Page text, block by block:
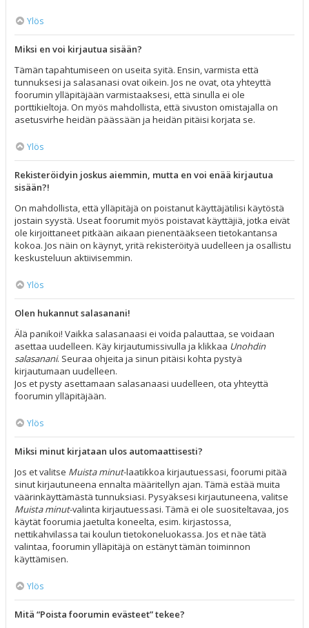
Ylös
Miksi en voi kirjautua sisään?
Tämän tapahtumiseen on useita syitä. Ensin, varmista että
tunnuksesi ja salasanasi ovat oikein. Jos ne ovat, ota yhteyttä
foorumin ylläpitäjään varmistaaksesi, että sinulla ei ole
porttikieltoja. On myös mahdollista, että sivuston omistajalla on
asetusvirhe heidän päässään ja heidän pitäisi korjata se.
Ylös
Rekisteröidyin joskus aiemmin, mutta en voi enää kirjautua
sisään?!
On mahdollista, että ylläpitäjä on poistanut käyttäjätilisi käytöstä
jostain syystä. Useat foorumit myös poistavat käyttäjiä, jotka eivät
ole kirjoittaneet pitkään aikaan pienentääkseen tietokantansa
kokoa. Jos näin on käynyt, yritä rekisteröityä uudelleen ja osallistu
keskusteluun aktiivisemmin.
Ylös
Olen hukannut salasanani!
Älä panikoi! Vaikka salasanaasi ei voida palauttaa, se voidaan
asettaa uudelleen. Käy kirjautumissivulla ja klikkaa Unohdin
salasanani. Seuraa ohjeita ja sinun pitäisi kohta pystyä
kirjautumaan uudelleen.
Jos et pysty asettamaan salasanaasi uudelleen, ota yhteyttä
foorumin ylläpitäjään.
Ylös
Miksi minut kirjataan ulos automaattisesti?
Jos et valitse Muista minut-laatikkoa kirjautuessasi, foorumi pitää
sinut kirjautuneena ennalta määritellyn ajan. Tämä estää muita
väärinkäyttämästä tunnuksiasi. Pysyäksesi kirjautuneena, valitse
Muista minut-valinta kirjautuessasi. Tämä ei ole suositeltavaa, jos
käytät foorumia jaetulta koneelta, esim. kirjastossa,
nettikahvilassa tai koulun tietokoneluokassa. Jos et näe tätä
valintaa, foorumin ylläpitäjä on estänyt tämän toiminnon
käyttämisen.
Ylös
Mitä “Poista foorumin evästeet” tekee?